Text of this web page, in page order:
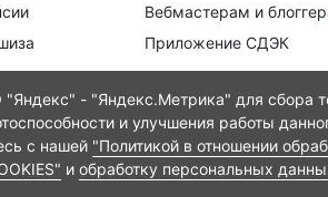
Вебмастерам и
Приложение СДЭК
- "Яндекс.Метрика" для сбора
и улучшения работы
с нашей "Политикой в отношении
и обработку персональных